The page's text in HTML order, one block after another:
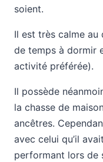
soient.
Il est très calme au
de temps à dormir
activité préférée).
Il possède
la chasse de
ancêtres.
avec celui qu’il
performant lors de